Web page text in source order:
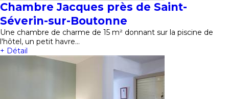
Chambre Jacques près de Saint-
Séverin-sur-Boutonne
Une chambre de charme de 15 m² donnant sur la piscine de
l'hôtel, un petit havre…
+ Détail